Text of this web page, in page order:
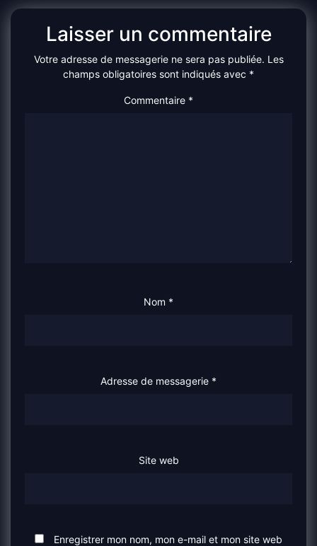
Laisser un commentaire
Votre adresse de messagerie ne sera pas publiée. Les
champs obligatoires sont indiqués avec *
Commentaire *
Nom *
Adresse de messagerie *
Site web
Enregistrer mon nom, mon e-mail et mon site web